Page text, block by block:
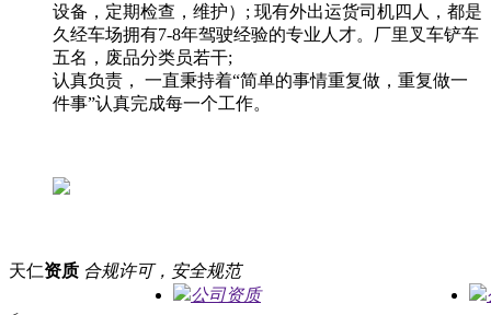
设备，定期检查，维护）; 现有外出运货司机四人，都是
久经车场拥有7-8年驾驶经验的专业人才。厂里叉车铲车
五名，废品分类员若干;
认真负责， 一直秉持着“简单的事情重复做，重复做一
件事”认真完成每一个工作。
天仁资质 合规许可，安全规范
公司资质